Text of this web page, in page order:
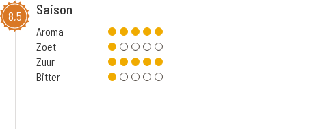
8,5 Saison
Aroma
Zoet
Zuur
Bitter